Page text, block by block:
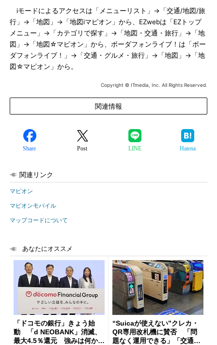
iモードによるアクセスは「メニューリスト」→「交通/地図/旅
行」→「地図」→「地図iマピオン」から、EZwebは「EZトップ
メニュー」→「カテゴリで探す」→「地図・交通・旅行」→「地
図」→「地図☆マピオン」から、ボーダフォンライブ！は「ボー
ダフォンライブ！」→「交通・グルメ・旅行」→「地図」→「地
図☆マピオン」から。
Copyright © ITmedia, Inc. All Rights Reserved.
関連情報
Share Post LINE Hatena
関連リンク
マピオン
マピオンモバイル
マップコードについて
あなたにオススメ
「ドコモの銀行」きょう始
動 「d NEOBANK」消滅、
最大4.5％還元 強みは何か解
“Suicaが使えない”クレカ・
QR専用改札機に賛否 「問
題なく運用できる」「交通系I